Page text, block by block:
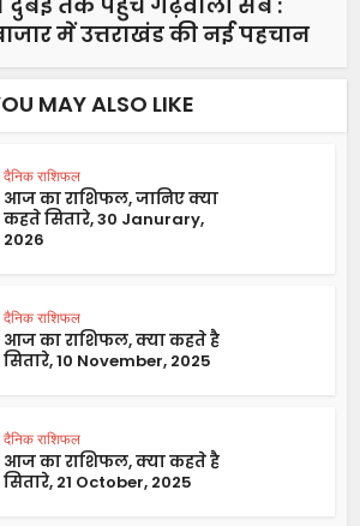
में उत्तराखंड की नई पहचान
MAY ALSO LIKE
दैनिक राशिफल
आज का राशिफल, जानिए क्या
कहते सितारे, 30 Janurary,
2026
दैनिक राशिफल
आज का राशिफल, क्या कहते है
सितारे, 10 November, 2025
दैनिक राशिफल
आज का राशिफल, क्या कहते है
सितारे, 21 October, 2025